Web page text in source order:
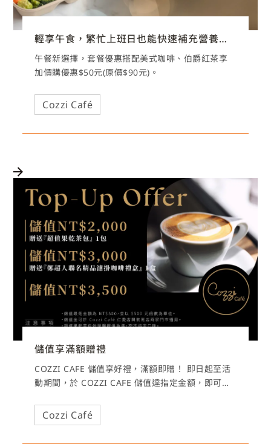
輕享午食，繁忙上班日也能快速補充營養活力！
午餐新選擇，套餐優惠搭配美式咖啡、伯爵紅茶享
加價購優惠$50元(原價$90元)。
Cozzi Café
儲值享滿額贈禮
COZZI CAFE 儲值享好禮，滿額即贈！ 即日起至活
動期間，於 COZZI CAFE 儲值達指定金額，即可獲
Cozzi Café